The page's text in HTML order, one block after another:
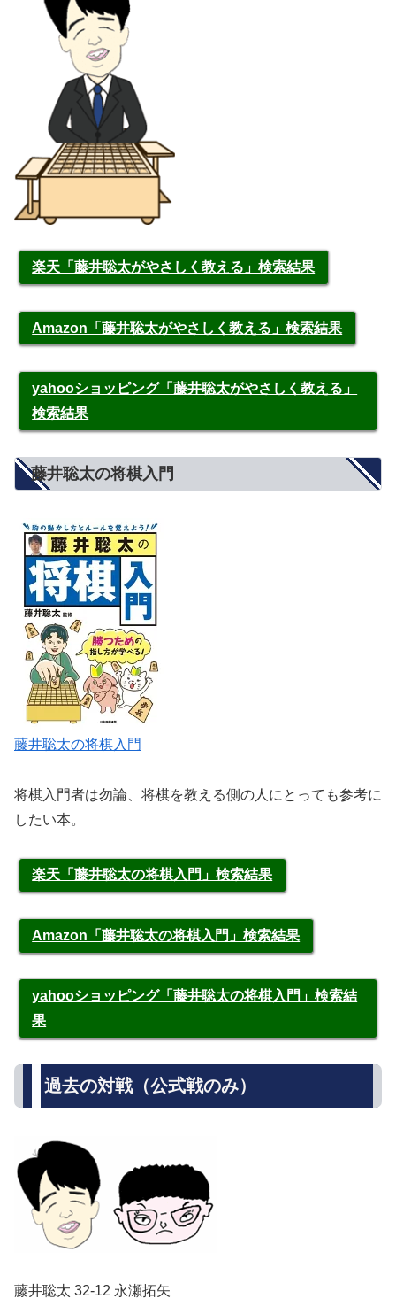
楽天「藤井聡太がやさしく教える」検索結果
Amazon「藤井聡太がやさしく教える」検索結果
yahooショッピング「藤井聡太がやさしく教える」
検索結果
藤井聡太の将棋入門
藤井聡太の将棋入門
将棋入門者は勿論、将棋を教える側の人にとっても参考に
したい本。
楽天「藤井聡太の将棋入門」検索結果
Amazon「藤井聡太の将棋入門」検索結果
yahooショッピング「藤井聡太の将棋入門」検索結
果
過去の対戦（公式戦のみ）
藤井聡太 32-12 永瀬拓矢